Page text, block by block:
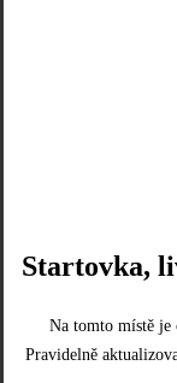
Startovka,
Na tomto místě je
Pravidelně